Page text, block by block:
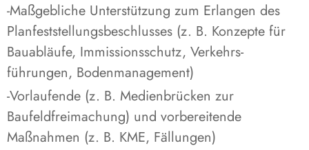
-Maßgebliche Unterstützung zum Erlangen des
Planfeststellungsbeschlusses (z. B. Konzepte für
Bauabläufe, Immissionsschutz, Verkehrs-
führungen, Bodenmanagement)
-Vorlaufende (z. B. Medienbrücken zur
Baufeldfreimachung) und vorbereitende
Maßnahmen (z. B. KME, Fällungen)